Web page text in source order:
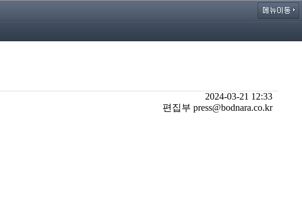
2024-03-21 12:33
편집부 press@bodnara.co.kr